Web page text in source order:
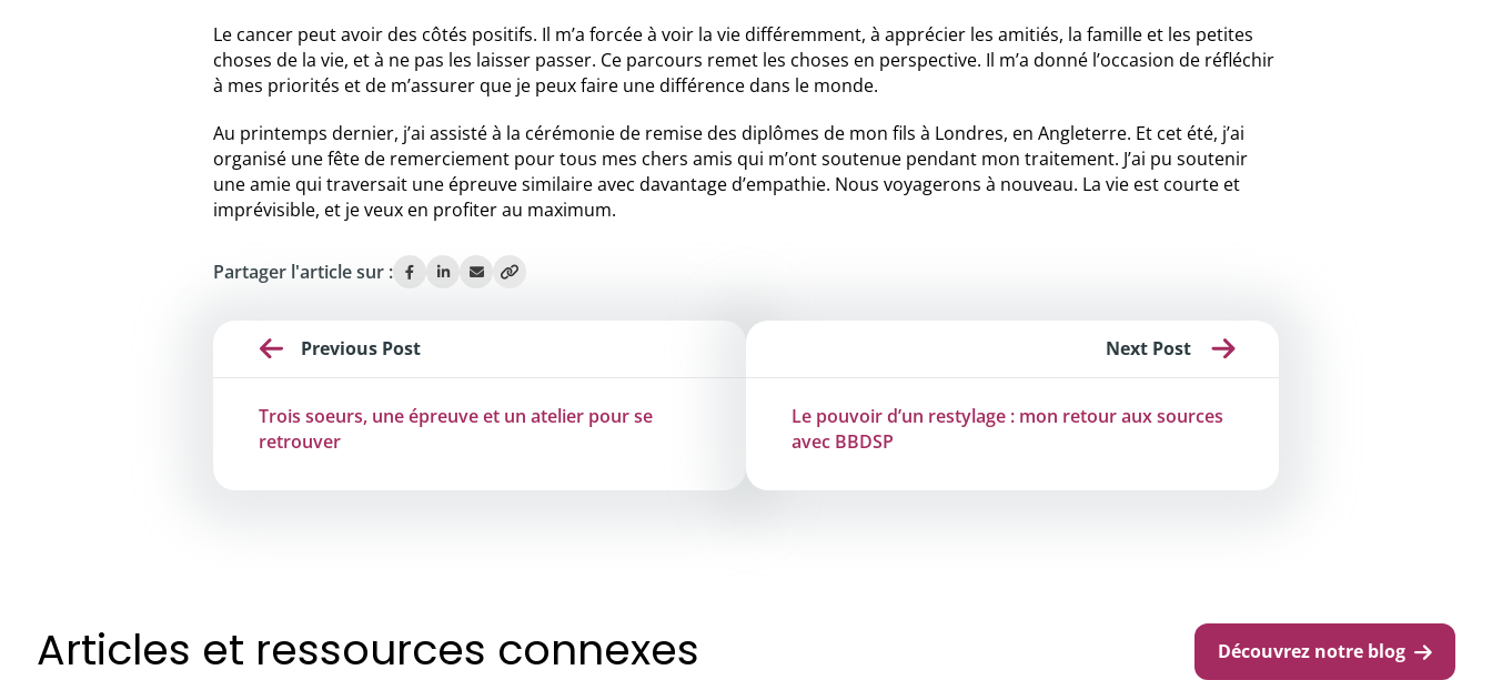
Le cancer peut avoir des côtés positifs. Il m’a forcée à voir la vie différemment, à apprécier les amitiés, la famille et les petites
choses de la vie, et à ne pas les laisser passer. Ce parcours remet les choses en perspective. Il m’a donné l’occasion de réfléchir
à mes priorités et de m’assurer que je peux faire une différence dans le monde.
Au printemps dernier, j’ai assisté à la cérémonie de remise des diplômes de mon fils à Londres, en Angleterre. Et cet été, j’ai
organisé une fête de remerciement pour tous mes chers amis qui m’ont soutenue pendant mon traitement. J’ai pu soutenir
une amie qui traversait une épreuve similaire avec davantage d’empathie. Nous voyagerons à nouveau. La vie est courte et
imprévisible, et je veux en profiter au maximum.
Partager l'article sur :
Previous Post
Trois soeurs, une épreuve et un atelier pour se
retrouver
Next Post
Le pouvoir d’un restylage : mon retour aux sources
avec BBDSP
Articles et ressources connexes Découvrez notre blog